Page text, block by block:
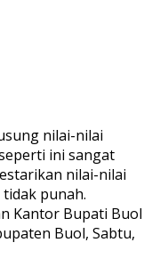
nilai-nilai
ini sangat
nilai-nilai
punah.
Kantor Bupati Buol
Buol, Sabtu,